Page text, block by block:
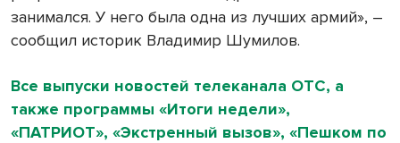
занимался. У него была одна из лучших армий», –
сообщил историк Владимир Шумилов.
Все выпуски новостей телеканала ОТС, а
также программы «Итоги недели»,
«ПАТРИОТ», «Экстренный вызов», «Пешком по